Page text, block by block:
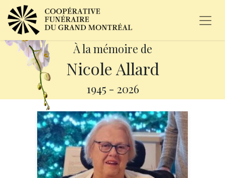
À la mémoire de
Nicole Allard
1945 - 2026